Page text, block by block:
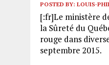
POSTED BY: LOUIS-
[:fr]Le ministère
la Sûreté du
rouge dans
septembre 2015.